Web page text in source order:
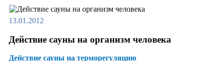
Миссия
История
Философия
Карма и Дхарма
13.01.2012
Действие сауны на организм человека
Действие сауны на терморегуляцию